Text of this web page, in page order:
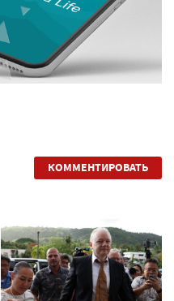
КОММЕНТИРОВАТЬ